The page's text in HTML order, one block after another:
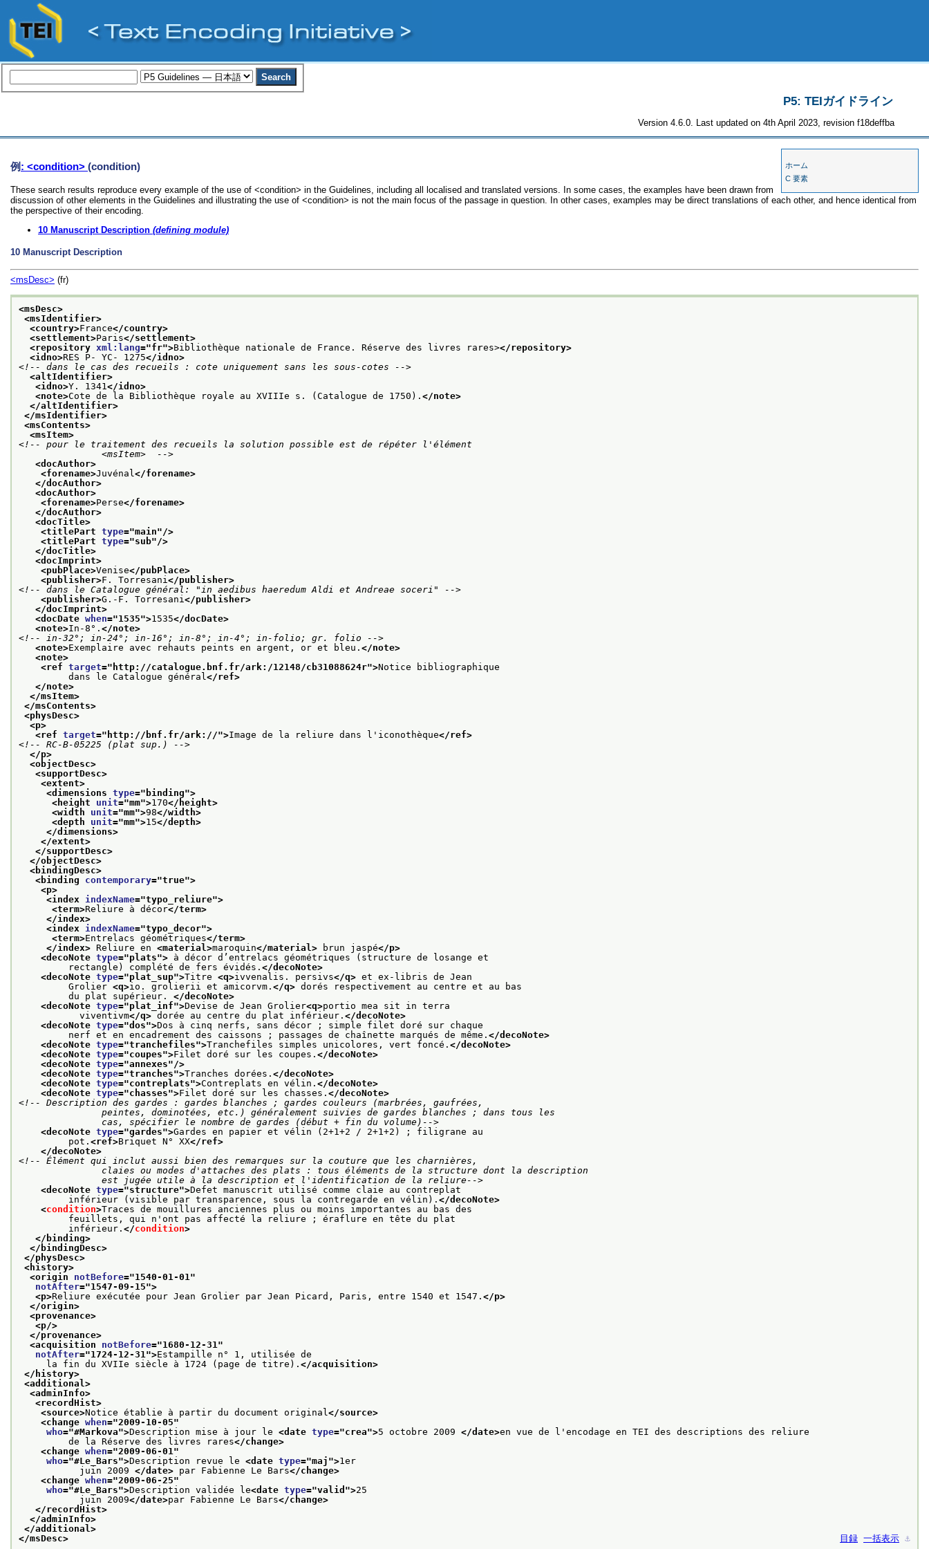
P5: TEIガイドライン
Version 4.6.0. Last updated on 4th April 2023, revision f18deffba
ホーム
C 要素
例: <condition> (condition)
These search results reproduce every example of the use of <condition> in the Guidelines, including all localised and translated versions. In some cases, the examples have been drawn from
discussion of other elements in the Guidelines and illustrating the use of <condition> is not the main focus of the passage in question. In other cases, examples may be direct translations of each other, and hence identical from
the perspective of their encoding.
10 Manuscript Description (defining module)
10 Manuscript Description
<msDesc> (fr)
<msDesc>
<msIdentifier>
<country>France</country>
<settlement>Paris</settlement>
<repository xml:lang="fr">Bibliothèque nationale de France. Réserve des livres rares></repository>
<idno>RES P- YC- 1275</idno>
<!-- dans le cas des recueils : cote uniquement sans les sous-cotes -->
<altIdentifier>
<idno>Y. 1341 </idno>
<note>Cote de la Bibliothèque royale au XVIIIe s. (Catalogue de 1750). </note>
</altIdentifier>
</msIdentifier>
<msContents>
<msItem>
<!-- pour le traitement des recueils la solution possible est de répéter l'élément
               <msItem>  -->
<docAuthor>
<forename>Juvénal </forename>
</docAuthor>
<docAuthor>
<forename>Perse</forename>
</docAuthor>
<docTitle>
<titlePart type="main"/>
<titlePart type="sub"/>
</docTitle>
<docImprint>
<pubPlace>Venise</pubPlace>
<publisher>F. Torresani </publisher>
<!-- dans le Catalogue général: "in aedibus haeredum Aldi et Andreae soceri" -->
<publisher>G.-F. Torresani </publisher>
</docImprint>
<docDate when="1535">1535</docDate>
<note>In-8°. </note>
<!-- in-32°; in-24°; in-16°; in-8°; in-4°; in-folio; gr. folio -->
<note>Exemplaire avec rehauts peints en argent, or et bleu. </note>
<note>
<ref target=" http://catalogue.bnf.fr/ark:/12148/cb31088624r">Notice bibliographique
dans le Catalogue général </ref>
</note>
</msItem>
</msContents>
<physDesc>
<p>
<ref target=" http://bnf.fr/ark://">Image de la reliure dans l'iconothèque</ref>
<!-- RC-B-05225 (plat sup.) -->
</p>
<objectDesc>
<supportDesc>
<extent>
<dimensions type=" binding">
<height unit="mm">170</height>
<width unit="mm">98</width>
<depth unit="mm">15</depth>
</dimensions>
</extent>
</supportDesc>
</objectDesc>
<bindingDesc>
<binding contemporary="true">
<p>
<index indexName="typo_reliure">
<term>Reliure à décor</term>
</index>
<index indexName="typo_decor">
<term>Entrelacs géométriques</term>
</index> Reliure en <material>maroquin</material> brun jaspé</p>
<decoNote type="plats"> à décor d’entrelacs géométriques (structure de losange et
rectangle) complété de fers évidés. </decoNote>
<decoNote type="plat_sup">Titre <q>ivvenalis. persivs</q> et ex-libris de Jean
Grolier <q>io. grolierii et amicorvm. </q> dorés respectivement au centre et au bas
du plat supérieur. </decoNote>
<decoNote type="plat_inf">Devise de Jean Grolier<q>portio mea sit in terra
viventivm</q> dorée au centre du plat inférieur. </decoNote>
<decoNote type="dos">Dos à cinq nerfs, sans décor ; simple filet doré sur chaque
nerf et en encadrement des caissons ; passages de chaînette marqués de même. </decoNote>
<decoNote type="tranchefiles">Tranchefiles simples unicolores, vert foncé. </decoNote>
<decoNote type="coupes">Filet doré sur les coupes. </decoNote>
<decoNote type="annexes"/>
<decoNote type="tranches">Tranches dorées. </decoNote>
<decoNote type="contreplats">Contreplats en vélin. </decoNote>
<decoNote type="chasses">Filet doré sur les chasses. </decoNote>
<!-- Description des gardes : gardes blanches ; gardes couleurs (marbrées, gaufrées,
               cas, spécifier le nombre de gardes (début + fin du volume)-->
<decoNote type="gardes">Gardes en papier et vélin (2+1+2 / 2+1+2) ; filigrane au
pot. <ref>Briquet N° XX</ref>
</decoNote>
<!-- Élément qui inclut aussi bien des remarques sur la couture que les charnières,
               est jugée utile à la description et l'identification de la reliure-->
<decoNote type="structure">Defet manuscrit utilisé comme claie au contreplat
inférieur (visible par transparence, sous la contregarde en vélin). </decoNote>
<condition>Traces de mouillures anciennes plus ou moins importantes au bas des
feuillets, qui n'ont pas affecté la reliure ; éraflure en tête du plat
inférieur. </condition>
</binding>
</bindingDesc>
</physDesc>
<history>
<origin notBefore="1540-01-01 "
notAfter="1547-09-15">
<p>Reliure exécutée pour Jean Grolier par Jean Picard, Paris, entre 1540 et 1547. </p>
</origin>
<provenance>
<p/>
</provenance>
<acquisition notBefore="1680-12-31 "
notAfter="1724-12-31 ">Estampille n° 1, utilisée de
la fin du XVIIe siècle à 1724 (page de titre). </acquisition>
</history>
<additional>
<adminInfo>
<recordHist>
<source>Notice établie à partir du document original </source>
<change when="2009-10-05"
who="#Markova">Description mise à jour le <date type="crea">5 octobre 2009 </date>en vue de l'encodage en TEI des descriptions des reliure
de la Réserve des livres rares</change>
<change when="2009-06-01 "
who="#Le_Bars">Description revue le <date type="maj ">1er
juin 2009 </date> par Fabienne Le Bars</change>
<change when="2009-06-25"
who="#Le_Bars">Description validée le<date type="valid ">25
juin 2009</date>par Fabienne Le Bars</change>
</recordHist>
</adminInfo>
</additional>
</msDesc>
目録 一括表示 ⚓︎